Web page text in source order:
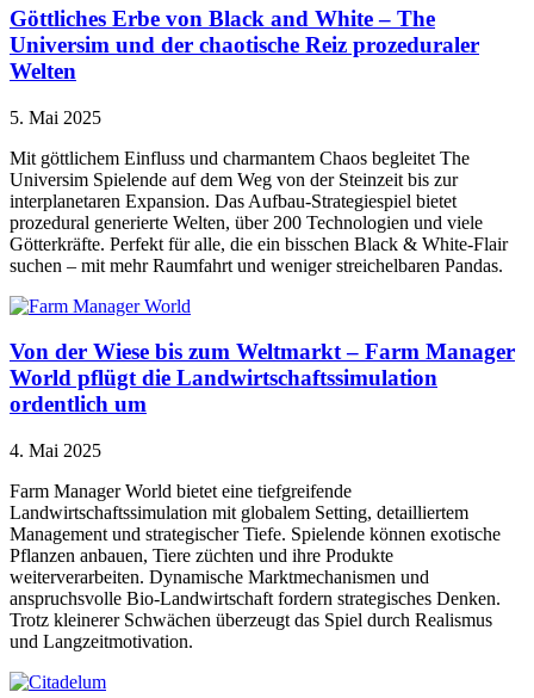
Göttliches Erbe von Black and White – The
Universim und der chaotische Reiz prozeduraler
Welten
5. Mai 2025
Mit göttlichem Einfluss und charmantem Chaos begleitet The
Universim Spielende auf dem Weg von der Steinzeit bis zur
interplanetaren Expansion. Das Aufbau-Strategiespiel bietet
prozedural generierte Welten, über 200 Technologien und viele
Götterkräfte. Perfekt für alle, die ein bisschen Black & White-Flair
suchen – mit mehr Raumfahrt und weniger streichelbaren Pandas.
Von der Wiese bis zum Weltmarkt – Farm Manager
World pflügt die Landwirtschaftssimulation
ordentlich um
4. Mai 2025
Farm Manager World bietet eine tiefgreifende
Landwirtschaftssimulation mit globalem Setting, detailliertem
Management und strategischer Tiefe. Spielende können exotische
Pflanzen anbauen, Tiere züchten und ihre Produkte
weiterverarbeiten. Dynamische Marktmechanismen und
anspruchsvolle Bio-Landwirtschaft fordern strategisches Denken.
Trotz kleinerer Schwächen überzeugt das Spiel durch Realismus
und Langzeitmotivation.